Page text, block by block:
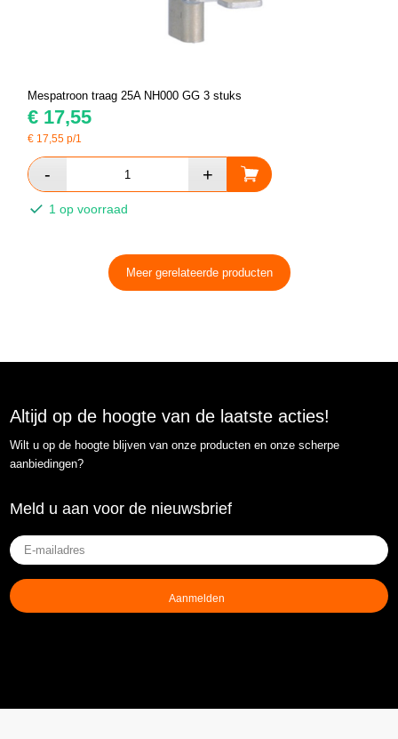
Mespatroon traag 25A NH000 GG 3 stuks
€ 17,55
€ 17,55 p/1
1 op voorraad
Meer gerelateerde producten
Altijd op de hoogte van de laatste acties!
Wilt u op de hoogte blijven van onze producten en onze scherpe
aanbiedingen?
Meld u aan voor de nieuwsbrief
E-
mailadres
(Vereist)